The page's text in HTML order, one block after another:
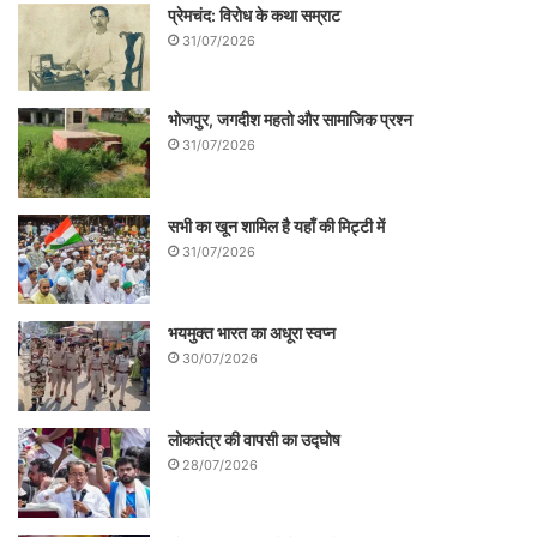
आन्दोलन फैल गया। यह आन्दोलन दिनाजपुर जिले में
एक स्थानीय कम्युनिस्ट नेता रूप नारायन रॉय द्वारा
शुरू किया गया था जो स्वयं एक जमींदार भी थे। रूप
नारायन रॉय सन् 1946 में बंगाल की भारतीय
कम्युनिस्ट पार्टी के पहले और अकेले विधायक
निर्वाचित हुए थे।
अभी यह आन्दोलन चल ही रहा था और हजारों किसान
तथा किसान नेता जेलों में थे तभी देश का बंटवारा हो
गया। दुर्भाग्यवश मित्रा परिवार के मालदह जिले की
प्रेमचंद: विरोध के कथा सम्राट
31/07/2026
भोजपुर, जगदीश महतो और सामाजिक प्रश्न
31/07/2026
सभी का खून शामिल है यहाँ की मिट्टी में
31/07/2026
भयमुक्त भारत का अधूरा स्वप्न
30/07/2026
लोकतंत्र की वापसी का उद्घोष
28/07/2026